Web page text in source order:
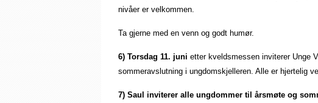
nivåer er velkommen.
Ta gjerne med en venn og godt humør.
6) Torsdag 11. juni etter kveldsmessen inviterer Unge
sommeravslutning i ungdomskjelleren. Alle er hjertelig
7) Saul inviterer alle ungdommer til årsmøte og